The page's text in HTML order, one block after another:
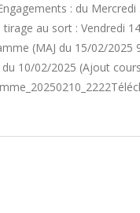
: du
au sort : Vendredi
(MAJ du 15/02/2025
10/02/2025 (Ajout